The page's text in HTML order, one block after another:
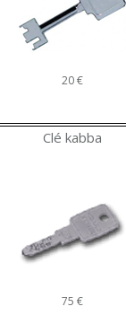
20 €
Clé kabba
75 €